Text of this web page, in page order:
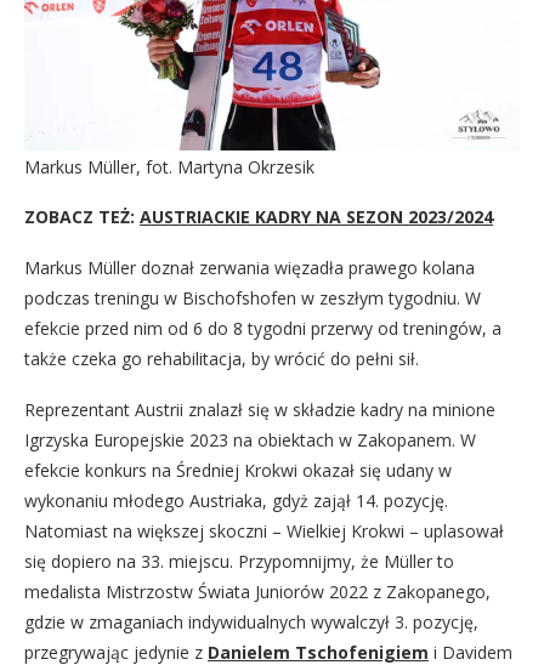
Markus Müller, fot. Martyna Okrzesik
ZOBACZ TEŻ: AUSTRIACKIE KADRY NA SEZON 2023/2024
Markus Müller doznał zerwania więzadła prawego kolana
podczas treningu w Bischofshofen w zeszłym tygodniu. W
efekcie przed nim od 6 do 8 tygodni przerwy od treningów, a
także czeka go rehabilitacja, by wrócić do pełni sił.
Reprezentant Austrii znalazł się w składzie kadry na minione
Igrzyska Europejskie 2023 na obiektach w Zakopanem. W
efekcie konkurs na Średniej Krokwi okazał się udany w
wykonaniu młodego Austriaka, gdyż zajął 14. pozycję.
Natomiast na większej skoczni – Wielkiej Krokwi – uplasował
się dopiero na 33. miejscu. Przypomnijmy, że Müller to
medalista Mistrzostw Świata Juniorów 2022 z Zakopanego,
gdzie w zmaganiach indywidualnych wywalczył 3. pozycję,
przegrywając jedynie z Danielem Tschofenigiem i Davidem